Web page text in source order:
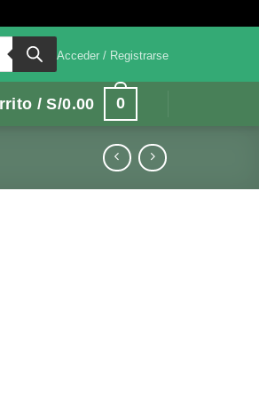
Acceder / Registrarse
/S/0.00 0